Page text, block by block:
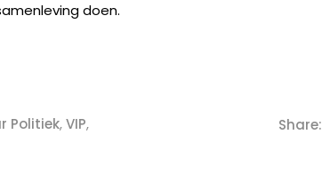
doen.
Politiek,VIP,
Share: